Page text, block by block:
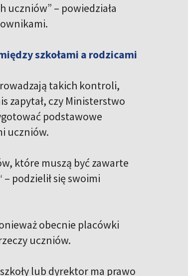
– powiedziała
szkołami a rodzicami
takich kontroli,
zapytał, czy Ministerstwo
podstawowe
uczniów.
które muszą być zawarte
podzielił się swoimi
obecnie placówki
uczniów.
lub dyrektor ma prawo